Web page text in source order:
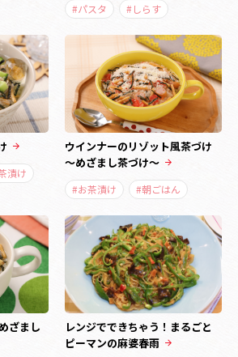
#パスタ #しらす
漬け
ウインナーのリゾット風茶づけ
～めざまし茶づけ～
#お茶漬け #朝ごはん
ざまし
レンジでできちゃう！まるごと
ピーマンの麻婆春雨